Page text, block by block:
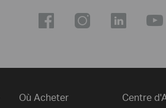
Où Acheter Centre